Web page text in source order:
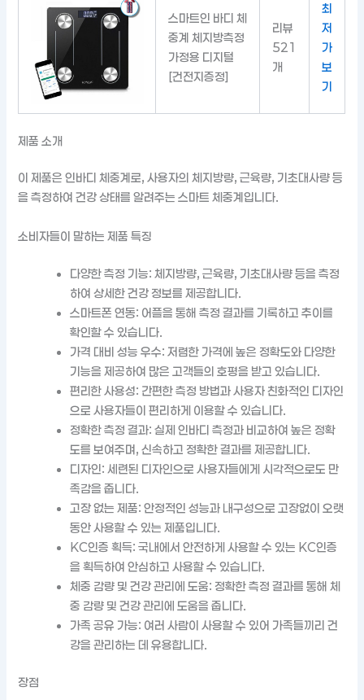
스마트인 바디 체
중계 체지방측정
가정용 디지털
[건전지증정]
리뷰
521
개
최
저
가
보
기
제품 소개
이 제품은 인바디 체중계로, 사용자의 체지방량, 근육량, 기초대사량 등
을 측정하여 건강 상태를 알려주는 스마트 체중계입니다.
소비자들이 말하는 제품 특징
다양한 측정 기능: 체지방량, 근육량, 기초대사량 등을 측정
하여 상세한 건강 정보를 제공합니다.
스마트폰 연동: 어플을 통해 측정 결과를 기록하고 추이를
확인할 수 있습니다.
가격 대비 성능 우수: 저렴한 가격에 높은 정확도와 다양한
기능을 제공하여 많은 고객들의 호평을 받고 있습니다.
편리한 사용성: 간편한 측정 방법과 사용자 친화적인 디자인
으로 사용자들이 편리하게 이용할 수 있습니다.
정확한 측정 결과: 실제 인바디 측정과 비교하여 높은 정확
도를 보여주며, 신속하고 정확한 결과를 제공합니다.
디자인: 세련된 디자인으로 사용자들에게 시각적으로도 만
족감을 줍니다.
고장 없는 제품: 안정적인 성능과 내구성으로 고장없이 오랫
동안 사용할 수 있는 제품입니다.
KC인증 획득: 국내에서 안전하게 사용할 수 있는 KC인증
을 획득하여 안심하고 사용할 수 있습니다.
체중 감량 및 건강 관리에 도움: 정확한 측정 결과를 통해 체
중 감량 및 건강 관리에 도움을 줍니다.
가족 공유 가능: 여러 사람이 사용할 수 있어 가족들끼리 건
강을 관리하는 데 유용합니다.
장점